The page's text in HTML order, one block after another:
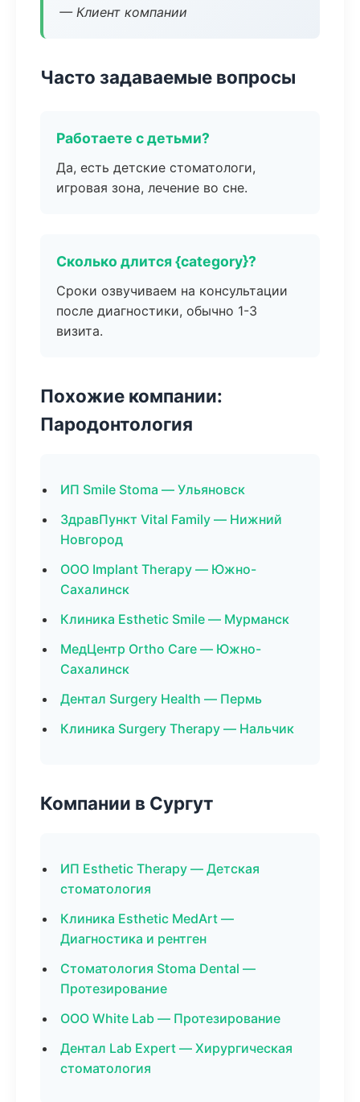
— Клиент компании
Часто задаваемые вопросы
Работаете с детьми?
Да, есть детские стоматологи,
игровая зона, лечение во сне.
Сколько длится {category}?
Сроки озвучиваем на консультации
после диагностики, обычно 1-3
визита.
Похожие компании:
Пародонтология
ИП Smile Stoma — Ульяновск
ЗдравПункт Vital Family — Нижний
Новгород
ООО Implant Therapy — Южно-
Сахалинск
Клиника Esthetic Smile — Мурманск
МедЦентр Ortho Care — Южно-
Сахалинск
Дентал Surgery Health — Пермь
Клиника Surgery Therapy — Нальчик
Компании в Сургут
ИП Esthetic Therapy — Детская
стоматология
Клиника Esthetic MedArt —
Диагностика и рентген
Стоматология Stoma Dental —
Протезирование
ООО White Lab — Протезирование
Дентал Lab Expert — Хирургическая
стоматология